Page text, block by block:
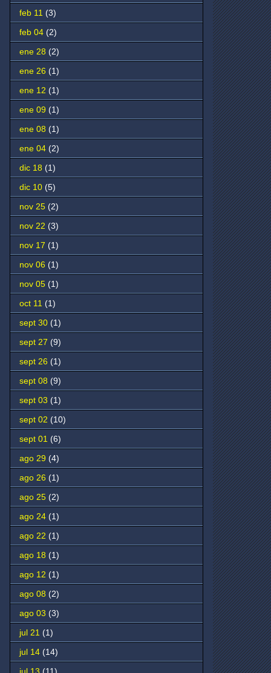
feb 11 (3)
feb 04 (2)
ene 28 (2)
ene 26 (1)
ene 12 (1)
ene 09 (1)
ene 08 (1)
ene 04 (2)
dic 18 (1)
dic 10 (5)
nov 25 (2)
nov 22 (3)
nov 17 (1)
nov 06 (1)
nov 05 (1)
oct 11 (1)
sept 30 (1)
sept 27 (9)
sept 26 (1)
sept 08 (9)
sept 03 (1)
sept 02 (10)
sept 01 (6)
ago 29 (4)
ago 26 (1)
ago 25 (2)
ago 24 (1)
ago 22 (1)
ago 18 (1)
ago 12 (1)
ago 08 (2)
ago 03 (3)
jul 21 (1)
jul 14 (14)